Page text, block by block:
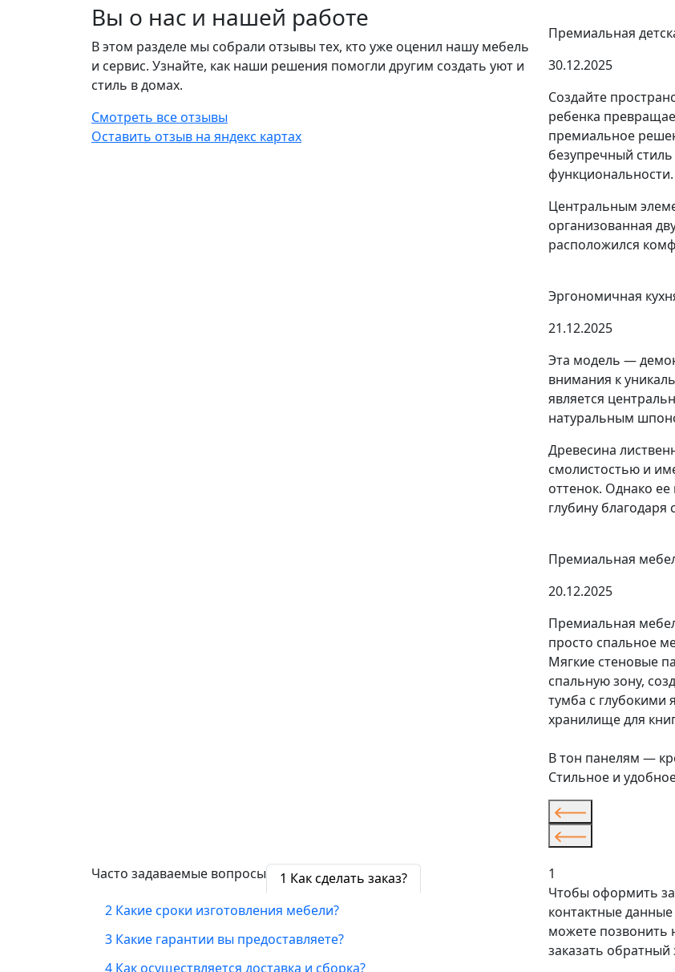
Вы о нас и нашей работе
В этом разделе мы собрали отзывы тех, кто уже оценил нашу мебель
и сервис. Узнайте, как наши решения помогли другим создать уют и
стиль в домах.
Смотреть все отзывы
Оставить отзыв на яндекс картах
Премиальная
30.12.2025
Создайте
ребенка
премиальное
безупречный
функциональности.
Центральным
организованная
расположился
Эргономичная
21.12.2025
Эта модель —
внимания к
является
натуральным
Древесина
смолистостью и
оттенок. Однако
глубину благодаря
Премиальная
20.12.2025
Премиальная
просто спальное
Мягкие стеновые
спальную зону,
тумба с глубокими
хранилище для
В тон панелям —
Стильное и
Часто задаваемые вопросы 1 Как сделать заказ?
2 Какие сроки изготовления мебели?
3 Какие гарантии вы предоставляете?
4 Как осуществляется доставка и сборка?
1
Чтобы оформить
контактные
можете позвонить
заказать обратный